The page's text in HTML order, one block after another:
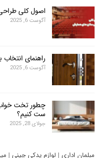
اصول کلی طراحی سالن
آگوست 6, 2025
راهنمای انتخاب بهترین
آگوست 6, 2025
چطور تخت خواب دو نفره را
ست کنیم؟
جولای 28, 2025
|لوازم یدکی چینی|میز اداری|